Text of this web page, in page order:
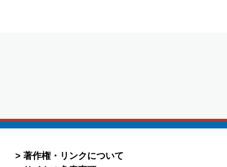
著作権・リンクについて